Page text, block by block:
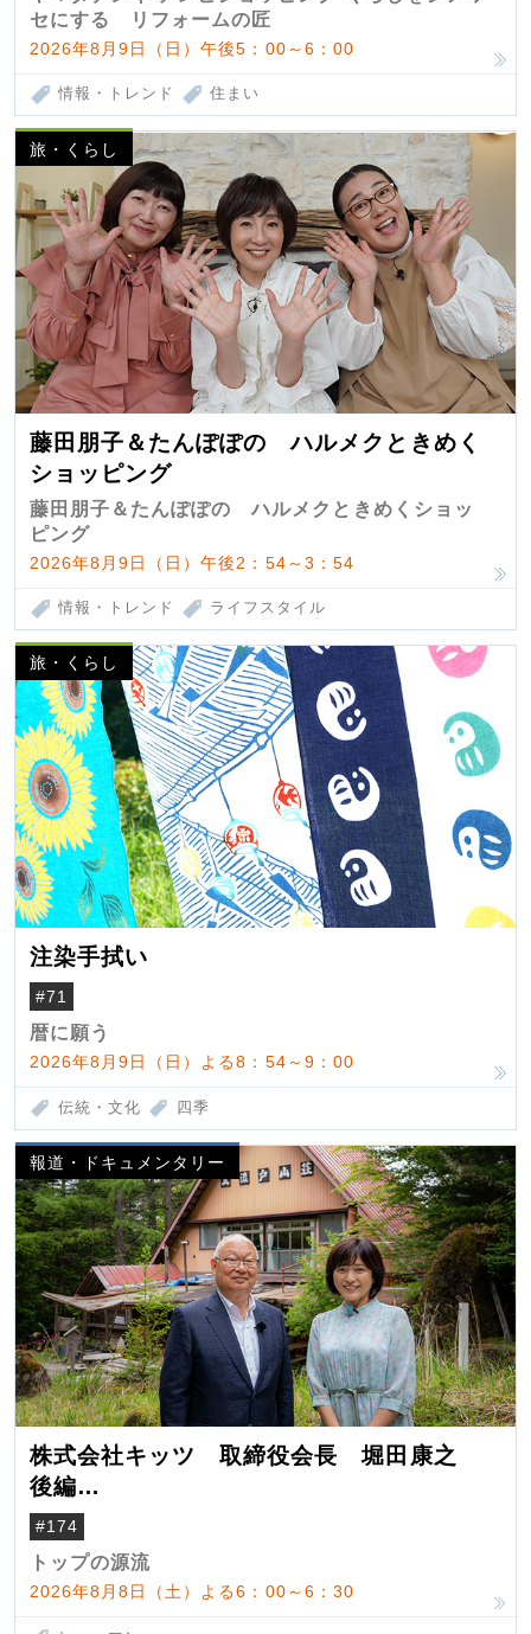
セにする リフォームの匠
2026年8月9日（日）午後5：00～6：00
情報・トレンド 住まい
旅・くらし
藤田朋子＆たんぽぽの ハルメクときめく
ショッピング
藤田朋子＆たんぽぽの ハルメクときめくショッ
ピング
2026年8月9日（日）午後2：54～3：54
情報・トレンド ライフスタイル
旅・くらし
注染手拭い
#71
暦に願う
2026年8月9日（日）よる8：54～9：00
伝統・文化 四季
報道・ドキュメンタリー
株式会社キッツ 取締役会長 堀田康之
後編
米国駐在でも浮かんだ八ヶ岳 山小屋を営
んだ父母
#174
トップの源流
2026年8月8日（土）よる6：00～6：30